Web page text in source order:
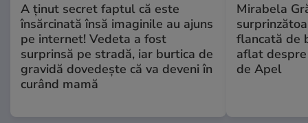
A ținut secret faptul că este
însărcinată însă imaginile au ajuns
pe internet! Vedeta a fost
surprinsă pe stradă, iar burtica de
gravidă dovedește că va deveni în
curând mamă
Mirabela
flancată de
aflat
de Apel